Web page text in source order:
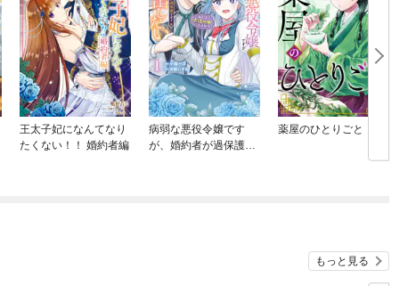
王太子妃になんてなり
たくない！！ 婚約者編
病弱な悪役令嬢です
が、婚約者が過保護す
薬屋のひとりごと
もっと見る